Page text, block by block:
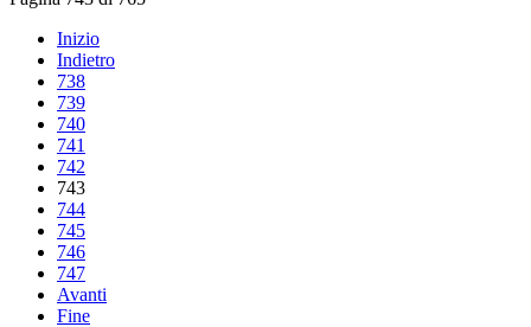
Inizio
Indietro
738
739
740
741
742
743
744
745
746
747
Avanti
Fine